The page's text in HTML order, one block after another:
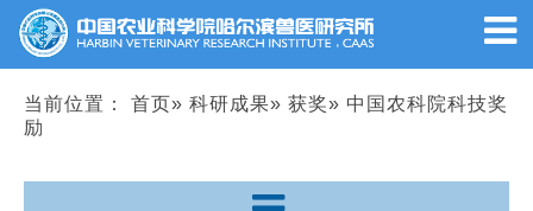
当前位置： 首页» 科研成果» 获奖» 中国农科院科技奖
励